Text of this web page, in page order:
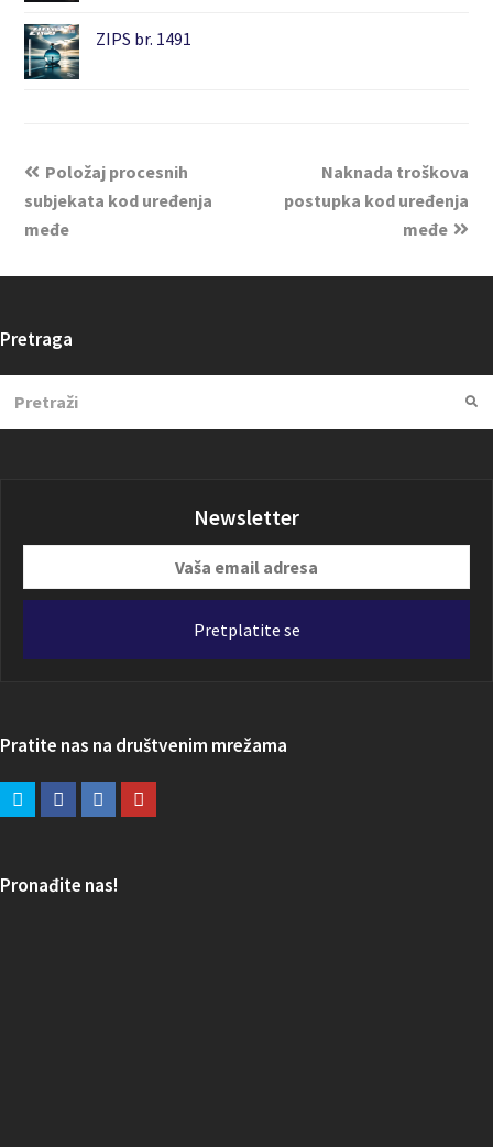
ZIPS br. 1491
Položaj procesnih
subjekata kod uređenja
međe
Naknada troškova
postupka kod uređenja
međe
Pretraga
Newsletter
email
Pretplatite se
Pratite nas na društvenim mrežama
Pronađite nas!